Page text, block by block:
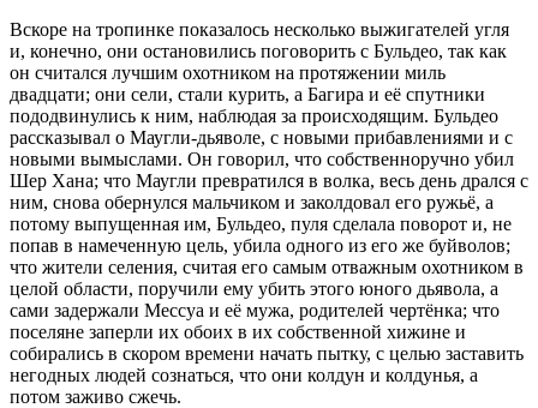
Вскоре на тропинке показалось несколько выжигателей угля
и, конечно, они остановились поговорить с Бульдео, так как
он считался лучшим охотником на протяжении миль
двадцати; они сели, стали курить, а Багира и её спутники
пододвинулись к ним, наблюдая за происходящим. Бульдео
рассказывал о Маугли-дьяволе, с новыми прибавлениями и с
новыми вымыслами. Он говорил, что собственноручно убил
Шер Хана; что Маугли превратился в волка, весь день дрался с
ним, снова обернулся мальчиком и заколдовал его ружьё, а
потому выпущенная им, Бульдео, пуля сделала поворот и, не
попав в намеченную цель, убила одного из его же буйволов;
что жители селения, считая его самым отважным охотником в
целой области, поручили ему убить этого юного дьявола, а
сами задержали Мессуа и её мужа, родителей чертёнка; что
поселяне заперли их обоих в их собственной хижине и
собирались в скором времени начать пытку, с целью заставить
негодных людей сознаться, что они колдун и колдунья, а
потом заживо сжечь.